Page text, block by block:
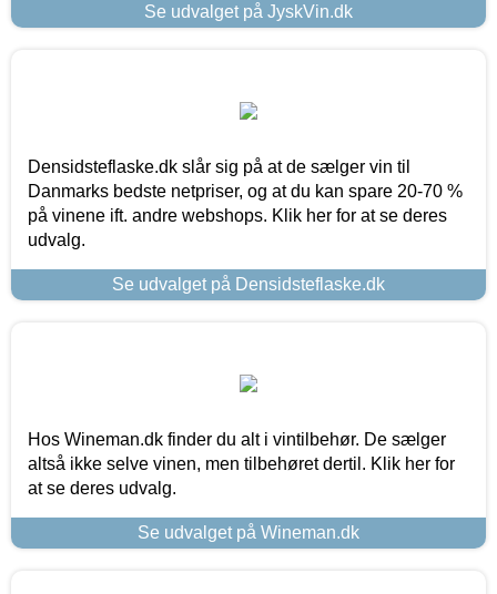
Se udvalget på JyskVin.dk
Densidsteflaske.dk slår sig på at de sælger vin til
Danmarks bedste netpriser, og at du kan spare 20-70 %
på vinene ift. andre webshops. Klik her for at se deres
udvalg.
Se udvalget på Densidsteflaske.dk
Hos Wineman.dk finder du alt i vintilbehør. De sælger
altså ikke selve vinen, men tilbehøret dertil. Klik her for
at se deres udvalg.
Se udvalget på Wineman.dk